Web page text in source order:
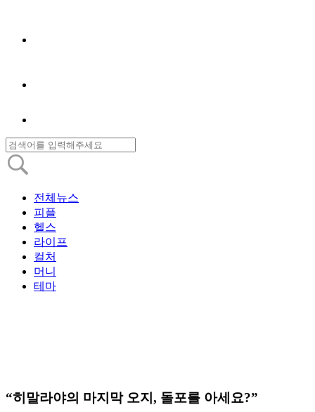
전체뉴스
피플
헬스
라이프
컬처
머니
테마
“히말라야의 마지막 오지, 돌포를 아세요?”